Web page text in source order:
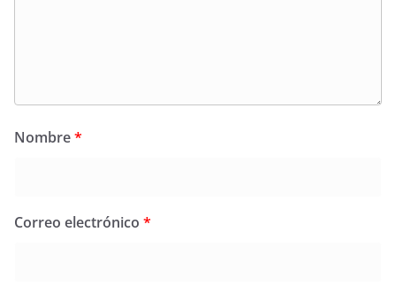
Nombre*
Correo electrónico *